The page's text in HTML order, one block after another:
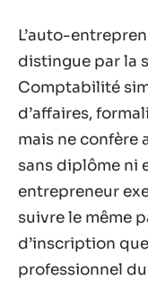
L’auto-
distingue par la
Comptabilité
d’affaires,
mais ne confère
sans diplôme ni
entrepreneur
suivre le même
d’inscription
professionnel